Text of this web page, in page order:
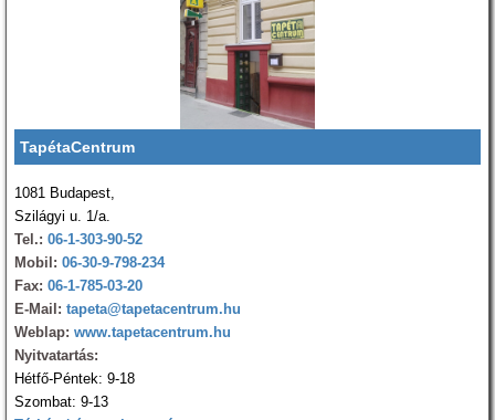
TapétaCentrum
1081 Budapest,
Szilágyi u. 1/a.
Tel.: 06-1-303-90-52
Mobil: 06-30-9-798-234
Fax: 06-1-785-03-20
E-Mail: tapeta@tapetacentrum.hu
Weblap: www.tapetacentrum.hu
Nyitvatartás:
Hétfő-Péntek: 9-18
Szombat: 9-13